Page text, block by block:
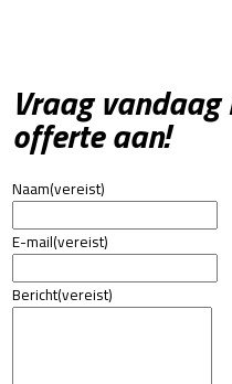
Vraag vandaag
offerte aan!
Naam(vereist)
E-mail(vereist)
Bericht(vereist)